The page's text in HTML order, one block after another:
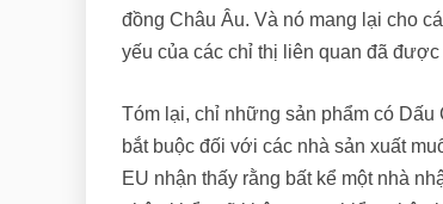
đồng Châu Âu. Và nó mang lại cho
yếu của các chỉ thị liên quan đã
Tóm lại, chỉ những sản phẩm có
bắt buộc đối với các nhà sản xuất
EU nhận thấy rằng bất kể một nhà